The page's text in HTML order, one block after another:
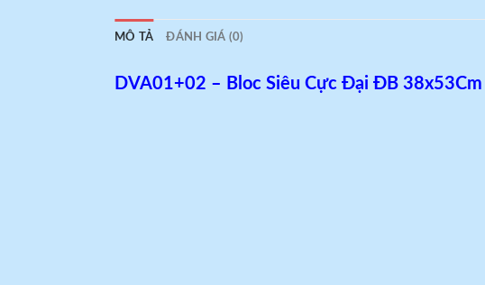
MÔ TẢ ĐÁNH GIÁ (0)
DVA01+02 – Bloc Siêu Cực Đại ĐB